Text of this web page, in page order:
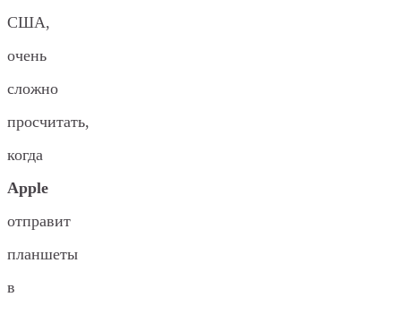
США,
очень
сложно
просчитать,
когда
Apple
отправит
планшеты
в